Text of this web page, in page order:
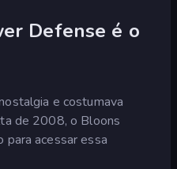
Defense é o
e costumava
de 2008, o Bloons
acessar essa